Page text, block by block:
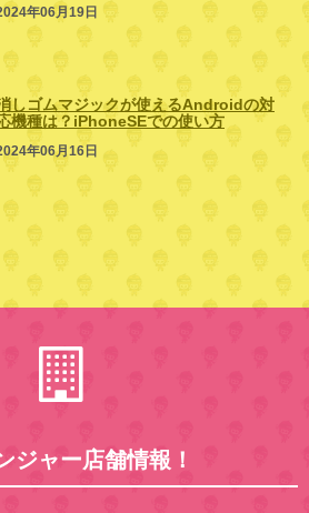
年06月19日
しゴムマジックが使えるAndroidの対
機種は？iPhoneSEでの使い方
年06月16日
ジャー店舗情報！